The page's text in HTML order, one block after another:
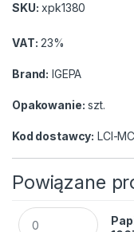
SKU: xpk1380
VAT: 23%
Brand: IGEPA
Opakowanie: szt.
Kod dostawcy: LCI-
Powiązane
Papier rolka do